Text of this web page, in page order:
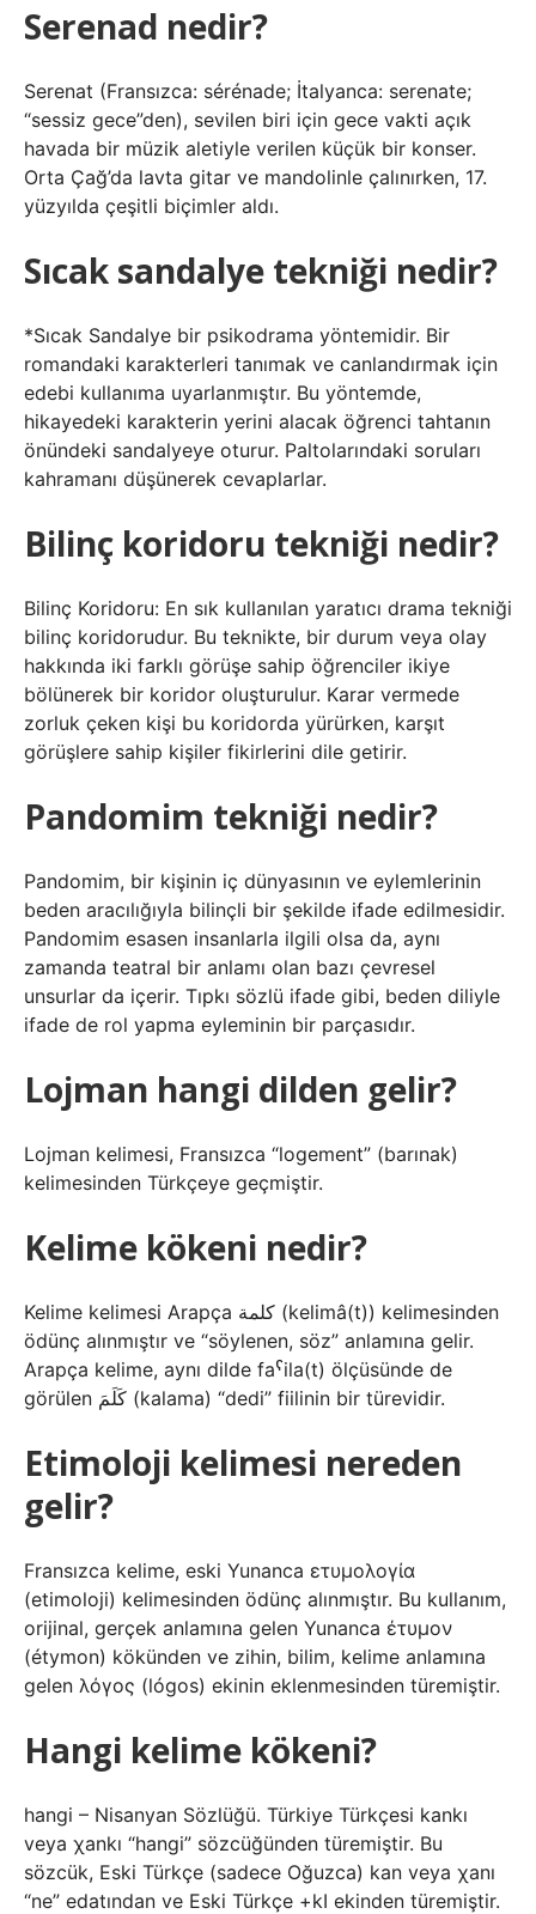
Serenad nedir?
Serenat (Fransızca: sérénade; İtalyanca: serenate;
“sessiz gece”den), sevilen biri için gece vakti açık
havada bir müzik aletiyle verilen küçük bir konser.
Orta Çağ’da lavta gitar ve mandolinle çalınırken, 17.
yüzyılda çeşitli biçimler aldı.
Sıcak sandalye tekniği nedir?
*Sıcak Sandalye bir psikodrama yöntemidir. Bir
romandaki karakterleri tanımak ve canlandırmak için
edebi kullanıma uyarlanmıştır. Bu yöntemde,
hikayedeki karakterin yerini alacak öğrenci tahtanın
önündeki sandalyeye oturur. Paltolarındaki soruları
kahramanı düşünerek cevaplarlar.
Bilinç koridoru tekniği nedir?
Bilinç Koridoru: En sık kullanılan yaratıcı drama tekniği
bilinç koridorudur. Bu teknikte, bir durum veya olay
hakkında iki farklı görüşe sahip öğrenciler ikiye
bölünerek bir koridor oluşturulur. Karar vermede
zorluk çeken kişi bu koridorda yürürken, karşıt
görüşlere sahip kişiler fikirlerini dile getirir.
Pandomim tekniği nedir?
Pandomim, bir kişinin iç dünyasının ve eylemlerinin
beden aracılığıyla bilinçli bir şekilde ifade edilmesidir.
Pandomim esasen insanlarla ilgili olsa da, aynı
zamanda teatral bir anlamı olan bazı çevresel
unsurlar da içerir. Tıpkı sözlü ifade gibi, beden diliyle
ifade de rol yapma eyleminin bir parçasıdır.
Lojman hangi dilden gelir?
Lojman kelimesi, Fransızca “logement” (barınak)
kelimesinden Türkçeye geçmiştir.
Kelime kökeni nedir?
Kelime kelimesi Arapça كلمة (kelimâ(t)) kelimesinden
ödünç alınmıştır ve “söylenen, söz” anlamına gelir.
Arapça kelime, aynı dilde faˁila(t) ölçüsünde de
görülen كَلَمَ (kalama) “dedi” fiilinin bir türevidir.
Etimoloji kelimesi nereden
gelir?
Fransızca kelime, eski Yunanca ετυμολογία
(etimoloji) kelimesinden ödünç alınmıştır. Bu kullanım,
orijinal, gerçek anlamına gelen Yunanca έτυμον
(étymon) kökünden ve zihin, bilim, kelime anlamına
gelen λόγος (lógos) ekinin eklenmesinden türemiştir.
Hangi kelime kökeni?
hangi – Nisanyan Sözlüğü. Türkiye Türkçesi kankı
veya χankı “hangi” sözcüğünden türemiştir. Bu
sözcük, Eski Türkçe (sadece Oğuzca) kan veya χanı
“ne” edatından ve Eski Türkçe +kI ekinden türemiştir.